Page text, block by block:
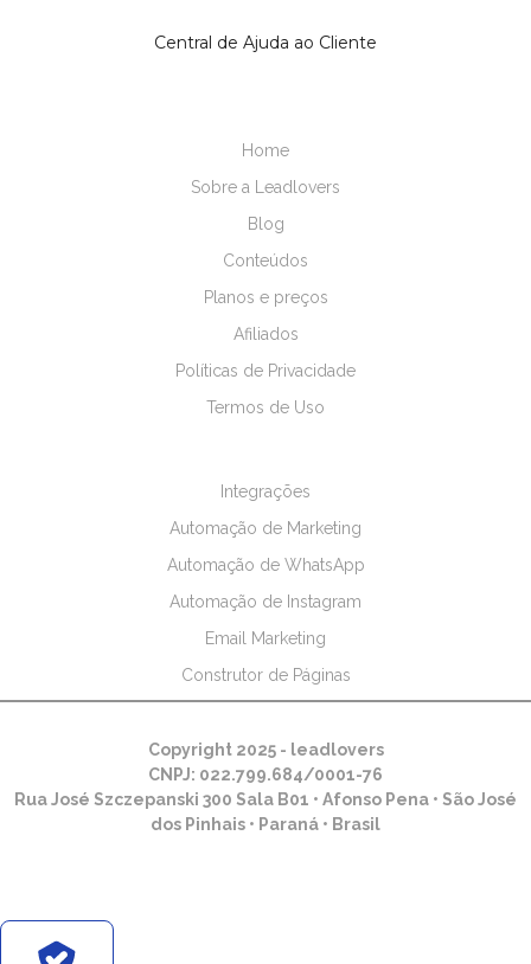
Central de Ajuda ao Cliente
Home
Sobre a Leadlovers
Blog
Conteúdos
Planos e preços
Afiliados
Políticas de Privacidade
Termos de Uso
Integrações
Automação de Marketing
Automação de WhatsApp
Automação de Instagram
Email Marketing
Construtor de Páginas
Copyright 2025 - leadlovers
CNPJ: 022.799.684/0001-76
Rua José Szczepanski 300 Sala B01 • Afonso Pena • São José
dos Pinhais • Paraná • Brasil